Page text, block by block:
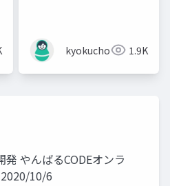
kyokucho19891.9K
発 やんばるCODEオンラ
10/6